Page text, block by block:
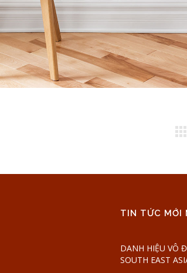
TIN TỨC MỚI
DANH HIỆU VÔ
SOUTH EAST